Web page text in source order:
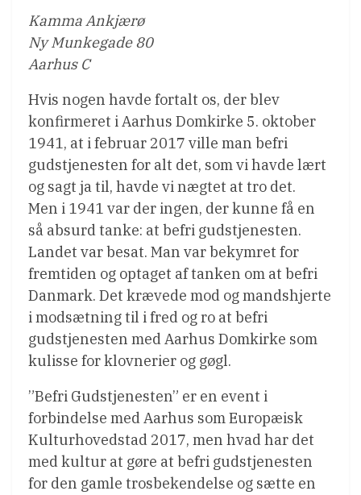
Kamma Ankjærø
Ny Munkegade 80
Aarhus C
Hvis nogen havde fortalt os, der blev
konfirmeret i Aarhus Domkirke 5. oktober
1941, at i februar 2017 ville man befri
gudstjenesten for alt det, som vi havde lært
og sagt ja til, havde vi nægtet at tro det.
Men i 1941 var der ingen, der kunne få en
så absurd tanke: at befri gudstjenesten.
Landet var besat. Man var bekymret for
fremtiden og optaget af tanken om at befri
Danmark. Det krævede mod og mandshjerte
i modsætning til i fred og ro at befri
gudstjenesten med Aarhus Domkirke som
kulisse for klovnerier og gøgl.
”Befri Gudstjenesten” er en event i
forbindelse med Aarhus som Europæisk
Kulturhovedstad 2017, men hvad har det
med kultur at gøre at befri gudstjenesten
for den gamle trosbekendelse og sætte en